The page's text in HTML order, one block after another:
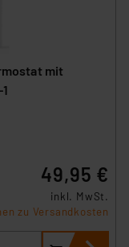
mit
49,95 €
inkl. MwSt.
zu Versandkosten